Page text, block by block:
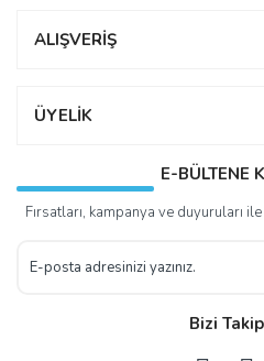
ALIŞVERİŞ
ÜYELİK
E-BÜLTENE
Fırsatları, kampanya ve duyuruları
Bizi